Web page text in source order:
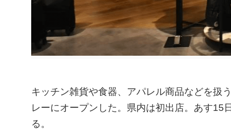
キッチン雑貨や食器、アパレル商品などを扱
レーにオープンした。県内は初出店。あす15
る。